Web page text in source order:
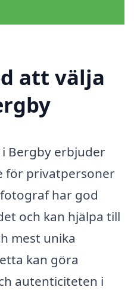
att välja
Bergby erbjuder
för privatpersoner
har god
och kan hjälpa till
mest unika
kan göra
autenticiteten i